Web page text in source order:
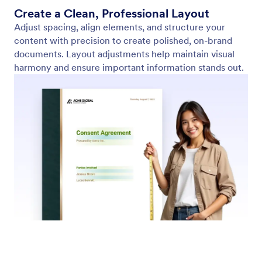
Flexible Page Size Options
Perfect fit for every purpose.